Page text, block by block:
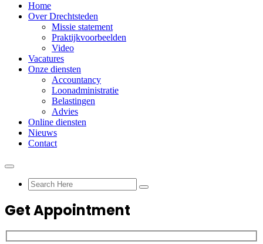
Home
Over Drechtsteden
Missie statement
Praktijkvoorbeelden
Video
Vacatures
Onze diensten
Accountancy
Loonadministratie
Belastingen
Advies
Online diensten
Nieuws
Contact
Get Appointment